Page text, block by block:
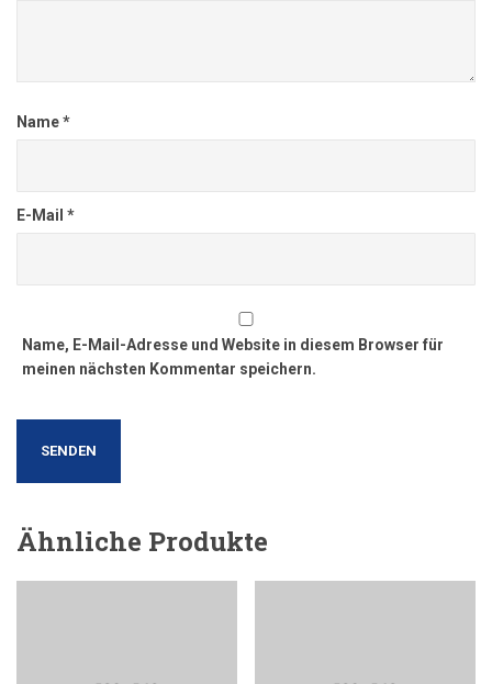
Name*
E-Mail *
Name, E-Mail-Adresse und Website in diesem Browser für
meinen nächsten Kommentar speichern.
Ähnliche Produkte